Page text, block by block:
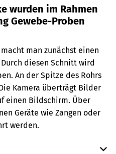
wurden im Rahmen
Gewebe-Proben
man zunächst einen
diesen Schnitt wird
An der Spitze des Rohrs
Kamera überträgt Bilder
einen Bildschirm. Über
Geräte wie Zangen oder
werden.